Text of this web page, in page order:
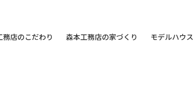
務店のこだわり 森本工務店の家づくり モデルハウス